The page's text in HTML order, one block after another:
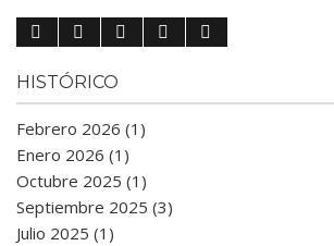
HISTÓRICO
Febrero 2026 (1)
Enero 2026 (1)
Octubre 2025 (1)
Septiembre 2025 (3)
Julio 2025 (1)